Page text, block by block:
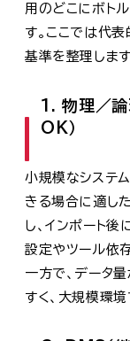
用のどこにボト
す。ここでは代
基準を整理します
1. 物理／論
OK）
小規模なシステ
きる場合に適し
し、インポート
設定やツール依
一方で、データ
すく、大規模環